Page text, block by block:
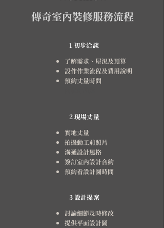
傳奇室內裝修服務流程
1 初步洽談
了解需求、屋況及預算
設作作業流程及費用說明
預約丈量時間
2 現場丈量
實地丈量
拍攝動工前照片
溝通設計風格
簽訂室內設計合約
預約看設計圖時間
​3 設計提案
討論細節及時修改
提供平面設計圖